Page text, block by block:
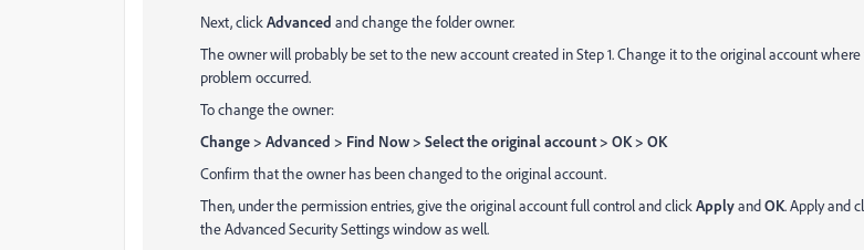
Next, clickAdvanced and change the folder owner.
The owner will probably be set to the new account created in Step 1. Change it to the original account
problem occurred.
To change the owner:
Change > Advanced > Find Now > Select the original account > OK > OK
Confirm that the owner has been changed to the original account.
Then, under the permission entries, give the original account full control and clickApplyandOK. Apply and
the Advanced Security Settings window as well.